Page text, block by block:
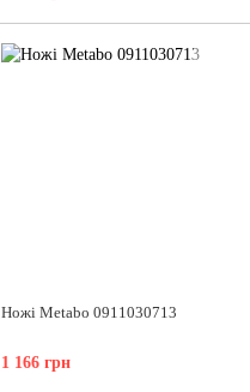
Ножі Metabo 0911030713
1 166 грн